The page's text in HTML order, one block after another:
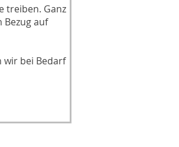
treiben. Ganz
auf
bei Bedarf